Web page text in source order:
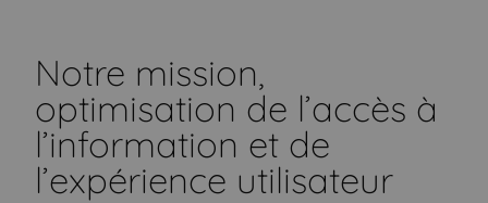
Notre mission,
optimisation de l’accès à
l’information et de
l’expérience utilisateur